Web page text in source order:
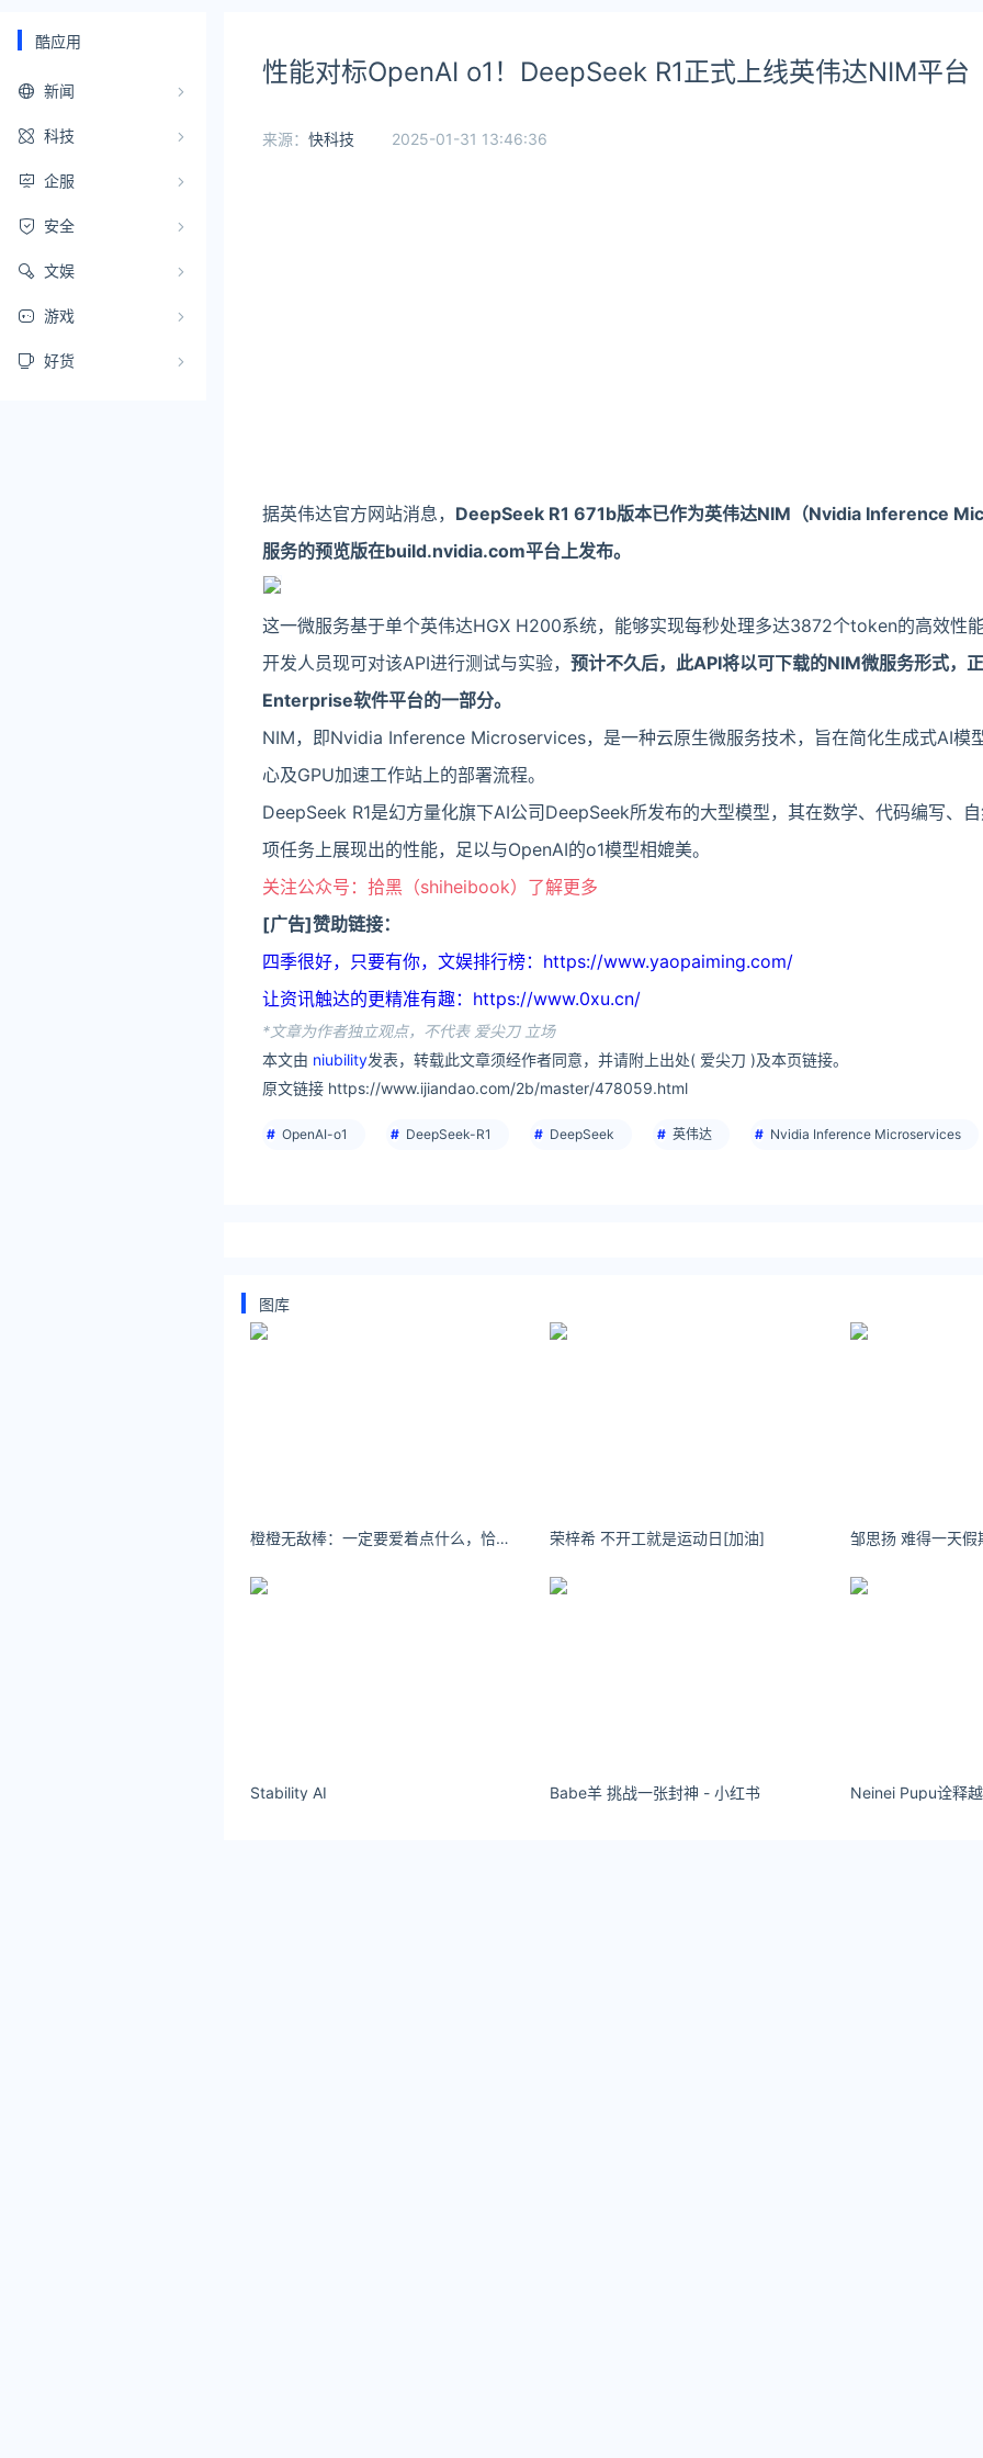
酷应用
新闻
科技
企服
安全
文娱
游戏
好货
性能对标OpenAI o1！DeepSeek R1正式上线英伟达NIM平台
来源： 快科技 2025-01-31 13:46:36
据英伟达官方网站消息， DeepSeek R1 671b版本已作为英伟达NIM（Nvidia Inference
服务的预览版在build.nvidia.com平台上发布。
这一微服务基于单个英伟达HGX H200系统，能够实现每秒处理多达3872个token的高效性
开发人员现可对该API进行测试与实验， 预计不久后，此API将以可下载的NIM微服务形式，
Enterprise软件平台的一部分。
NIM，即Nvidia Inference Microservices，是一种云原生微服务技术，旨在简化生成式AI模
心及GPU加速工作站上的部署流程。
DeepSeek R1是幻方量化旗下AI公司DeepSeek所发布的大型模型，其在数学、代码编写、
项任务上展现出的性能，足以与OpenAI的o1模型相媲美。
关注公众号：拾黑（shiheibook）了解更多
[广告]赞助链接：
四季很好，只要有你，文娱排行榜：https://www.yaopaiming.com/
让资讯触达的更精准有趣：https://www.0xu.cn/
*文章为作者独立观点，不代表 爱尖刀 立场
本文由 niubility发表，转载此文章须经作者同意，并请附上出处( 爱尖刀 )及本页链接。
原文链接 https://www.ijiandao.com/2b/master/478059.html
OpenAI-o1 DeepSeek-R1 DeepSeek 英伟达 Nvidia Inference Microservices
图库
橙橙无敌棒：一定要爱着点什么，恰似草木对光阴的钟情。 荣梓希 不开工就是运动日[加油] ​​​​ 邹思扬 难得一天
Stability AI Babe羊 挑战一张封神 - 小红书